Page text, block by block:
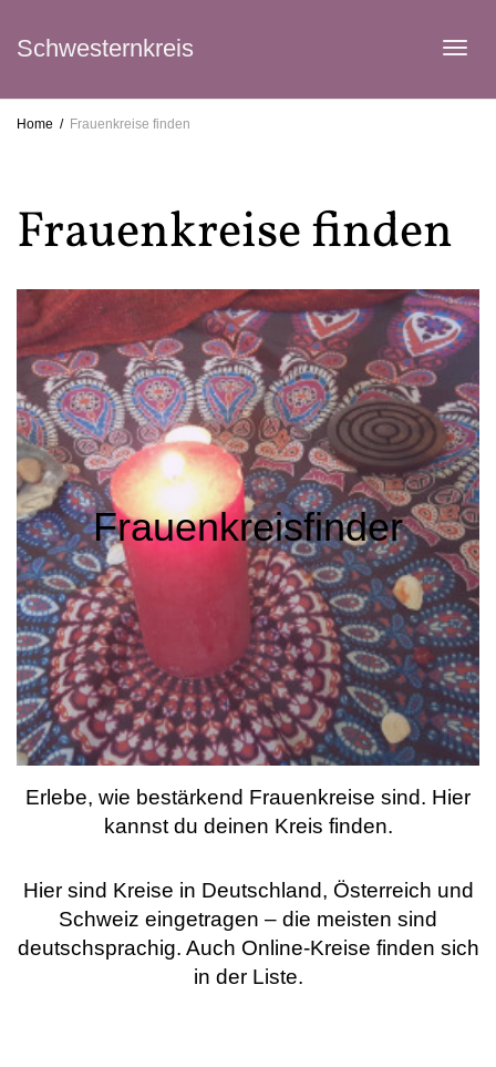
Schwesternkreis
Home Frauenkreise finden
Frauenkreise finden
Frauenkreisfinder
Erlebe, wie bestärkend Frauenkreise sind. Hier
kannst du deinen Kreis finden.
Hier sind Kreise in Deutschland, Österreich und
Schweiz eingetragen – die meisten sind
deutschsprachig. Auch Online-Kreise finden sich
in der Liste.